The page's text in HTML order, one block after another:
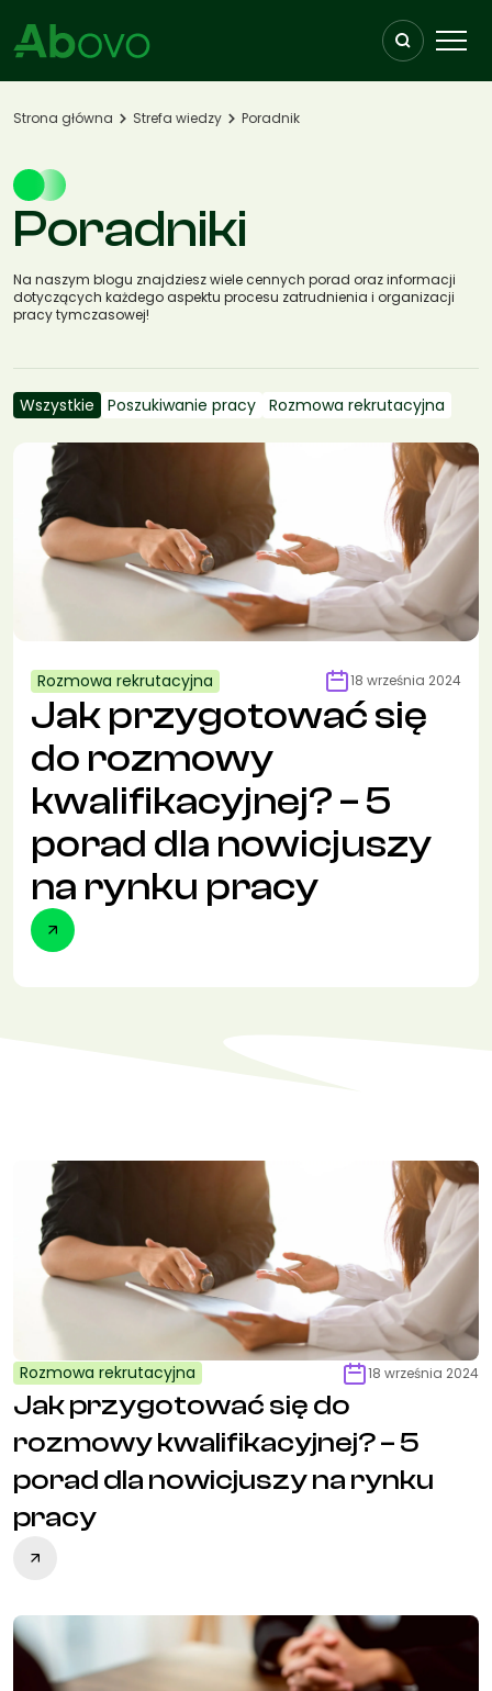
Strona główna Strefa wiedzy Poradnik
Poradniki
Na naszym blogu znajdziesz wiele cennych porad oraz informacji
dotyczących każdego aspektu procesu zatrudnienia i organizacji
pracy tymczasowej!
Wszystkie Poszukiwanie pracy Rozmowa rekrutacyjna
Rozmowa rekrutacyjna 18 września 2024
Jak przygotować się
do rozmowy
kwalifikacyjnej? – 5
porad dla nowicjuszy
na rynku pracy
Rozmowa rekrutacyjna 18 września 2024
Jak przygotować się do
rozmowy kwalifikacyjnej? – 5
porad dla nowicjuszy na rynku
pracy